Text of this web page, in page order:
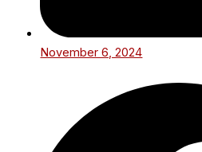
November 6, 2024